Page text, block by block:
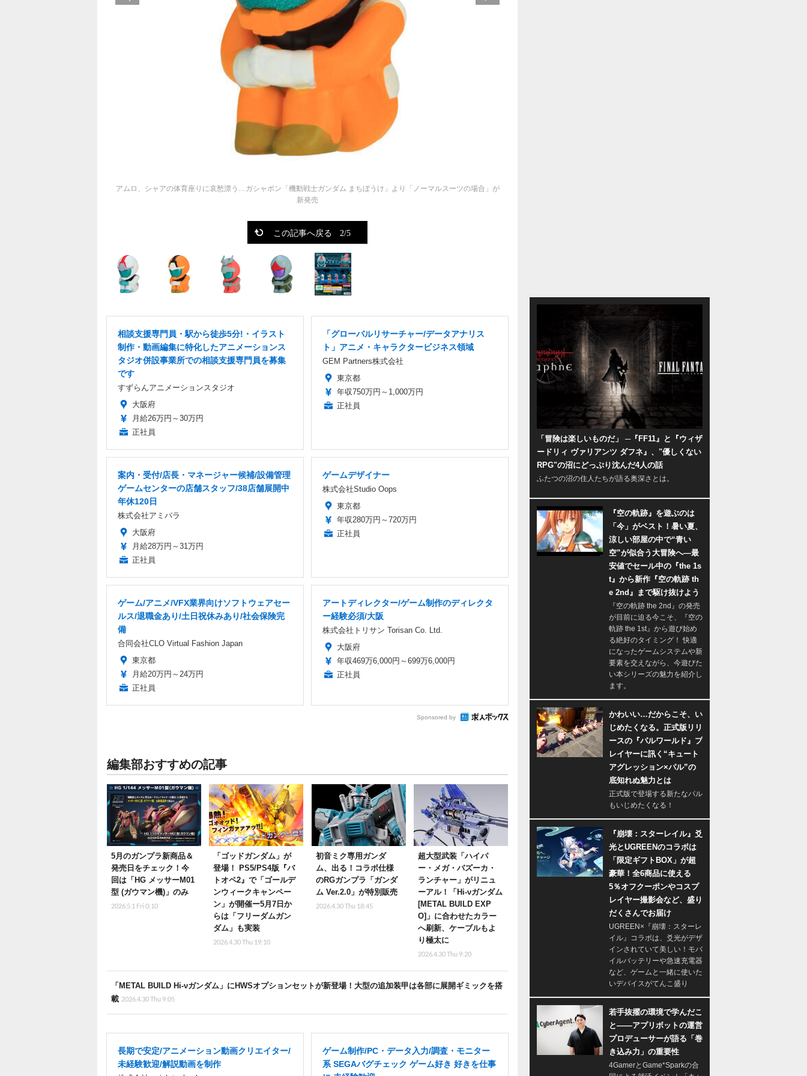
アムロ、シャアの体育座りに哀愁漂う…ガシャポン「機動戦士ガンダム まちぼうけ」より「ノーマルスーツの場合」が
新発売
この記事へ戻る 2/5
相談支援専門員・駅から徒歩5分!・イラスト
制作・動画編集に特化したアニメーションス
タジオ併設事業所での相談支援専門員を募集
です
すずらんアニメーションスタジオ
大阪府
月給26万円～30万円
正社員
「グローバルリサーチャー/データアナリス
ト」アニメ・キャラクタービジネス領域
GEM Partners株式会社
東京都
年収750万円～1,000万円
正社員
案内・受付/店長・マネージャー候補/設備管理
ゲームセンターの店舗スタッフ/38店舗展開中
年休120日
株式会社アミパラ
大阪府
月給28万円～31万円
正社員
ゲームデザイナー
株式会社Studio Oops
東京都
年収280万円～720万円
正社員
ゲーム/アニメ/VFX業界向けソフトウェアセー
ルス/退職金あり/土日祝休みあり/社会保険完
備
合同会社CLO Virtual Fashion Japan
東京都
月給20万円～24万円
正社員
アートディレクター/ゲーム制作のディレクタ
ー経験必須/大阪
株式会社トリサン Torisan Co. Ltd.
大阪府
年収469万6,000円～699万6,000円
正社員
Sponsored by
編集部おすすめの記事
5月のガンプラ新商品＆
発売日をチェック！今
回は「HG メッサーM01
型 (ガウマン機)」のみ
2026.5.1 Fri 0:10
「ゴッドガンダム」が
登場！ PS5/PS4版『バ
トオペ2』で「ゴールデ
ンウィークキャンペー
ン」が開催ー5月7日か
らは「フリーダムガン
ダム」も実装
2026.4.30 Thu 19:10
初音ミク専用ガンダ
ム、出る！コラボ仕様
のRGガンプラ「ガンダ
ム Ver.2.0」が特別販売
2026.4.30 Thu 18:45
超大型武装「ハイパ
ー・メガ・バズーカ・
ランチャー」がリニュ
ーアル！「Hi-νガンダム
[METAL BUILD EXP
O]」に合わせたカラー
へ刷新、ケーブルもよ
り極太に
2026.4.30 Thu 9:20
「METAL BUILD Hi-νガンダム」にHWSオプションセットが新登場！大型の追加装甲は各部に展開ギミックを搭
載 2026.4.30 Thu 9:05
長期で安定/アニメーション動画クリエイター/
未経験歓迎/解説動画を制作
ゲーム制作/PC・データ入力/調査・モニター
系 SEGAバグチェック ゲーム好き 好きを仕事
「冒険は楽しいものだ」 ─『FF11』と『ウィザ
ードリィ ヴァリアンツ ダフネ』、"優しくない
RPG"の沼にどっぷり沈んだ4人の話
ふたつの沼の住人たちが語る奥深さとは。
『空の軌跡』を遊ぶのは
「今」がベスト！暑い夏、
涼しい部屋の中で“青い
空”が似合う大冒険へ―最
安値でセール中の『the 1s
t』から新作『空の軌跡 th
e 2nd』まで駆け抜けよう
『空の軌跡 the 2nd』の発売
が目前に迫る今こそ、『空の
軌跡 the 1st』から遊び始め
る絶好のタイミング！ 快適
になったゲームシステムや新
要素を交えながら、今遊びた
い本シリーズの魅力を紹介し
ます。
かわいい…だからこそ、い
じめたくなる。正式版リリ
ースの『パルワールド』プ
レイヤーに訊く“キュート
アグレッション×パル”の
底知れぬ魅力とは
正式版で登場する新たなパル
もいじめたくなる！
『崩壊：スターレイル』爻
光とUGREENのコラボは
「限定ギフトBOX」が超
豪華！全6商品に使える
5％オフクーポンやコスプ
レイヤー撮影会など、盛り
だくさんでお届け
UGREEN×『崩壊：スターレ
イル』コラボは、爻光がデザ
インされていて美しい！モバ
イルバッテリーや急速充電器
など、ゲームと一緒に使いた
いデバイスがてんこ盛り
若手抜擢の環境で学んだこ
と――アプリボットの運営
プロデューサーが語る「巻
き込み力」の重要性
4GamerとGame*Sparkの合